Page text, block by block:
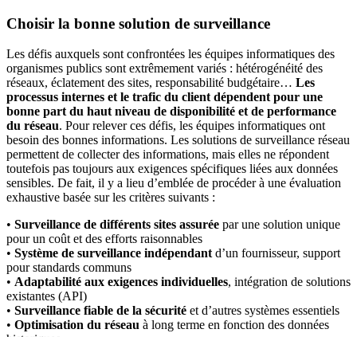
Choisir la bonne solution de surveillance
Les défis auxquels sont confrontées les équipes informatiques des
organismes publics sont extrêmement variés : hétérogénéité des
réseaux, éclatement des sites, responsabilité budgétaire… Les
processus internes et le trafic du client dépendent pour une
bonne part du haut niveau de disponibilité et de performance
du réseau. Pour relever ces défis, les équipes informatiques ont
besoin des bonnes informations. Les solutions de surveillance réseau
permettent de collecter des informations, mais elles ne répondent
toutefois pas toujours aux exigences spécifiques liées aux données
sensibles. De fait, il y a lieu d’emblée de procéder à une évaluation
exhaustive basée sur les critères suivants :
• Surveillance de différents sites assurée par une solution unique
pour un coût et des efforts raisonnables
• Système de surveillance indépendant d’un fournisseur, support
pour standards communs
• Adaptabilité aux exigences individuelles, intégration de solutions
existantes (API)
• Surveillance fiable de la sécurité et d’autres systèmes essentiels
• Optimisation du réseau à long terme en fonction des données